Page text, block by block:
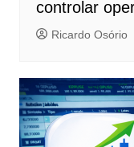
controlar
Ricardo Osório